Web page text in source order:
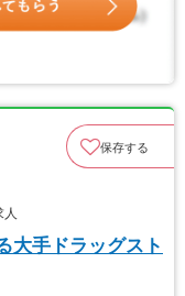
保存する
大手ドラッグスト